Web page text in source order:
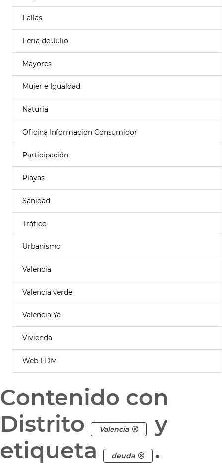
Fallas
Feria de Julio
Mayores
Mujer e Igualdad
Naturia
Oficina Información Consumidor
Participación
Playas
Sanidad
Tráfico
Urbanismo
Valencia
Valencia verde
Valencia Ya
Vivienda
Web FDM
Contenido con
Distrito
Valencia
y
etiqueta
deuda .